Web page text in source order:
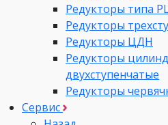
Редукторы типа
Редукторы
Редукторы ЦДН
Редукторы
двухступенчатые
Редукторы
Сервис